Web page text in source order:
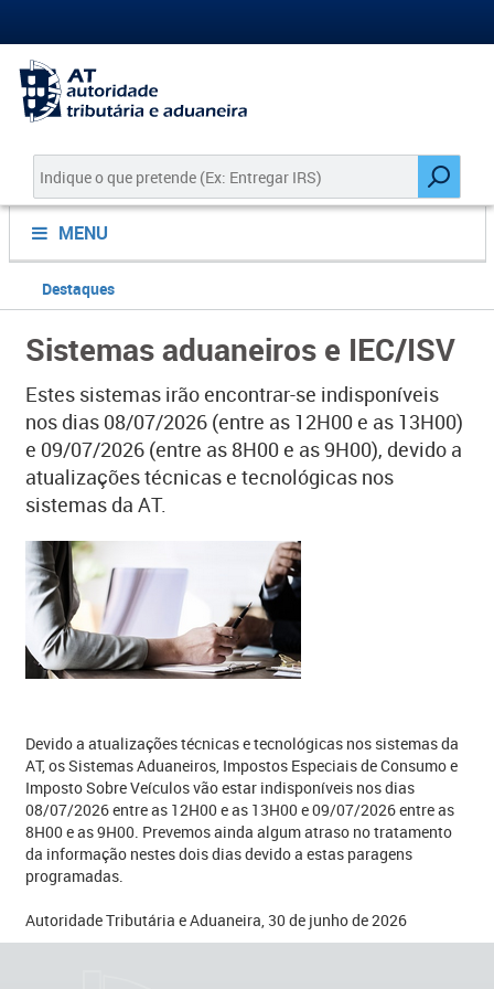
MENU
Destaques
Sistemas aduaneiros e IEC/ISV
Estes sistemas irão encontrar-se indisponíveis
nos dias 08/07/2026 (entre as 12H00 e as 13H00)
e 09/07/2026 (entre as 8H00 e as 9H00), devido a
atualizações técnicas e tecnológicas nos
sistemas da AT.
​Devido a atualizações técnicas e tecnológicas nos sistemas da
AT, os Sistemas Aduaneiros, Impostos Especiais de Consumo e
Imposto Sobre Veículos vão estar indisponíveis nos dias
08/07/2026 entre as 12H00 e as 13H00 e 09/07/2026 entre as
8H00 e as 9H00. Prevemos ainda algum atraso no tratamento
da informação nestes dois dias devido a estas paragens
programadas.
Autoridade Tributária e Aduaneira, 30 de junho de 2026